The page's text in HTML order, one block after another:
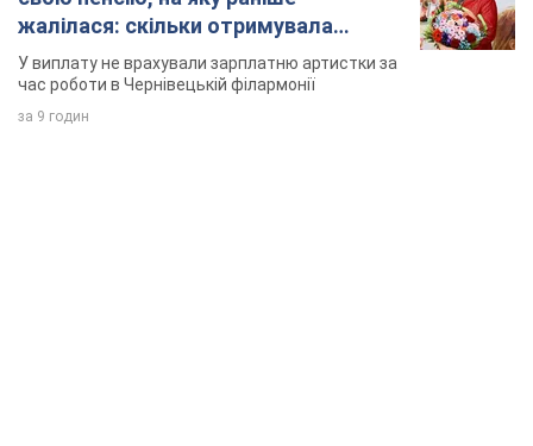
жалілася: скільки отримувала
співачка
У виплату не врахували зарплатню артистки за
час роботи в Чернівецькій філармонії
за 9 годин